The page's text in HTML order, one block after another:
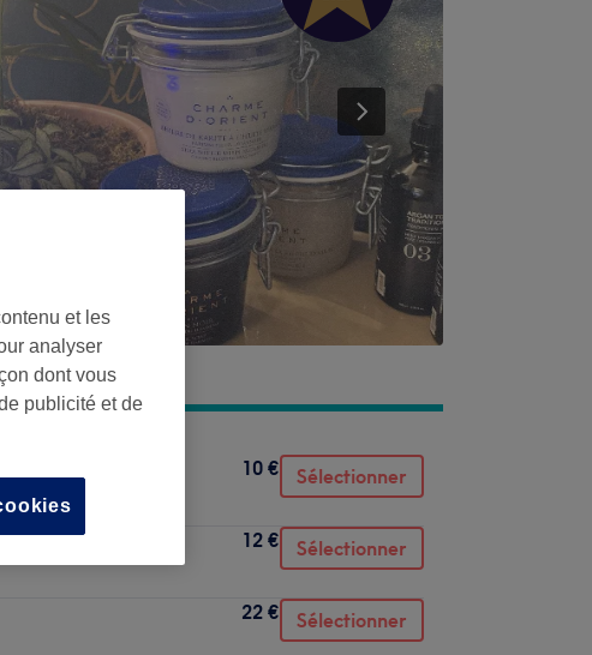
10 € Sélectionner
12 € Sélectionner
22 € Sélectionner
et les
analyser
dont vous
publicité et de